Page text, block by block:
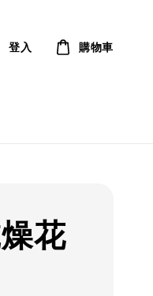
登入 購物車
花